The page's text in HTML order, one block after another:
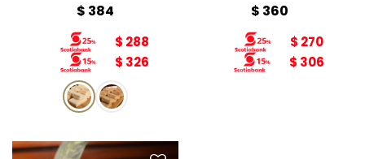
$ 384
$ 288
$ 326
$ 360
$ 270
$ 306